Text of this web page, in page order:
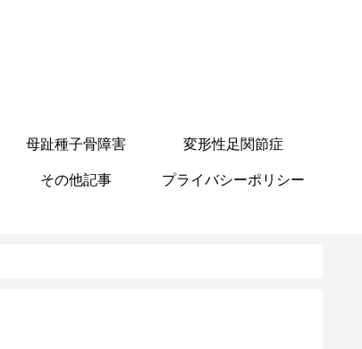
母趾種子骨障害 変形性足関節症
その他記事 プライバシーポリシー